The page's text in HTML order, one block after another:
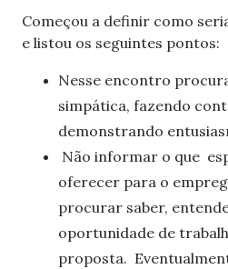
Começou a definir como
e listou os seguintes pontos:
Nesse encontro
simpática, fazendo
demonstrando
Não informar o que
oferecer para o
procurar saber,
oportunidade de
proposta.